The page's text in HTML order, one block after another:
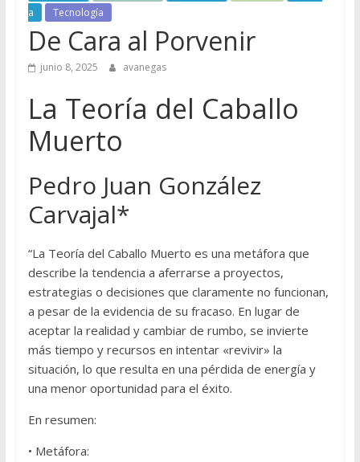
a
Tecnología
De Cara al Porvenir
junio 8, 2025 avanegas
La Teoría del Caballo
Muerto
Pedro Juan González
Carvajal*
“La Teoría del Caballo Muerto es una metáfora que
describe la tendencia a aferrarse a proyectos,
estrategias o decisiones que claramente no funcionan,
a pesar de la evidencia de su fracaso. En lugar de
aceptar la realidad y cambiar de rumbo, se invierte
más tiempo y recursos en intentar «revivir» la
situación, lo que resulta en una pérdida de energía y
una menor oportunidad para el éxito.
En resumen:
• Metáfora: